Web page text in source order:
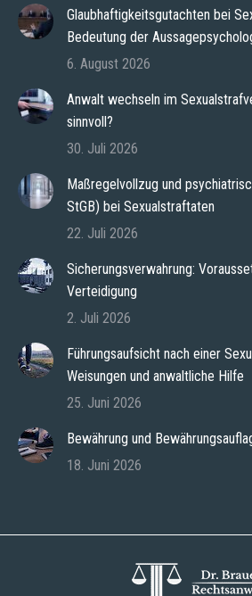
Ersteinschätzung
Glaubhaftigkeitsgutachten bei
Bedeutung der
6. August 2026
Anwalt wechseln im
sinnvoll?
30. Juli 2026
Maßregelvollzug und
StGB) bei Sexualstraftaten
22. Juli 2026
Sicherungsverwahrung:
Verteidigung
2. Juli 2026
Führungsaufsicht nach einer
Weisungen und anwaltliche Hilfe
25. Juni 2026
Bewährung und
18. Juni 2026